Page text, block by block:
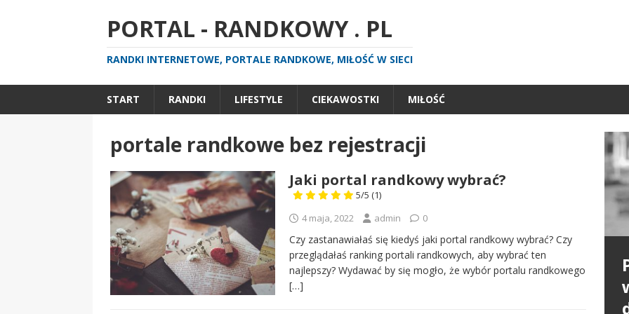
PORTAL - RANDKOWY . PL
RANDKI INTERNETOWE, PORTALE RANDKOWE, MIŁOŚĆ W SIECI
START RANDKI LIFESTYLE CIEKAWOSTKI MIŁOŚĆ
portale randkowe bez rejestracji
Jaki portal randkowy wybrać?
5/5 (1)
4 maja, 2022
admin 0
Czy zastanawiałaś się kiedyś jaki portal randkowy wybrać? Czy
przeglądałaś ranking portali randkowych, aby wybrać ten
najlepszy? Wydawać by się mogło, że wybór portalu randkowego
[…]